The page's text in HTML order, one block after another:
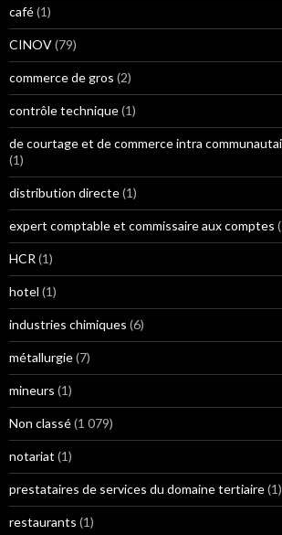
café(1)
CINOV(79)
commerce de gros (2)
contrôle technique(1)
de courtage et de commerce intra
(1)
distribution directe(1)
expert comptable et commissaire aux comptes
HCR (1)
hotel (1)
industries chimiques (6)
métallurgie(7)
mineurs (1)
Non classé(1 079)
notariat (1)
prestataires de services du domaine tertiaire(1)
restaurants (1)